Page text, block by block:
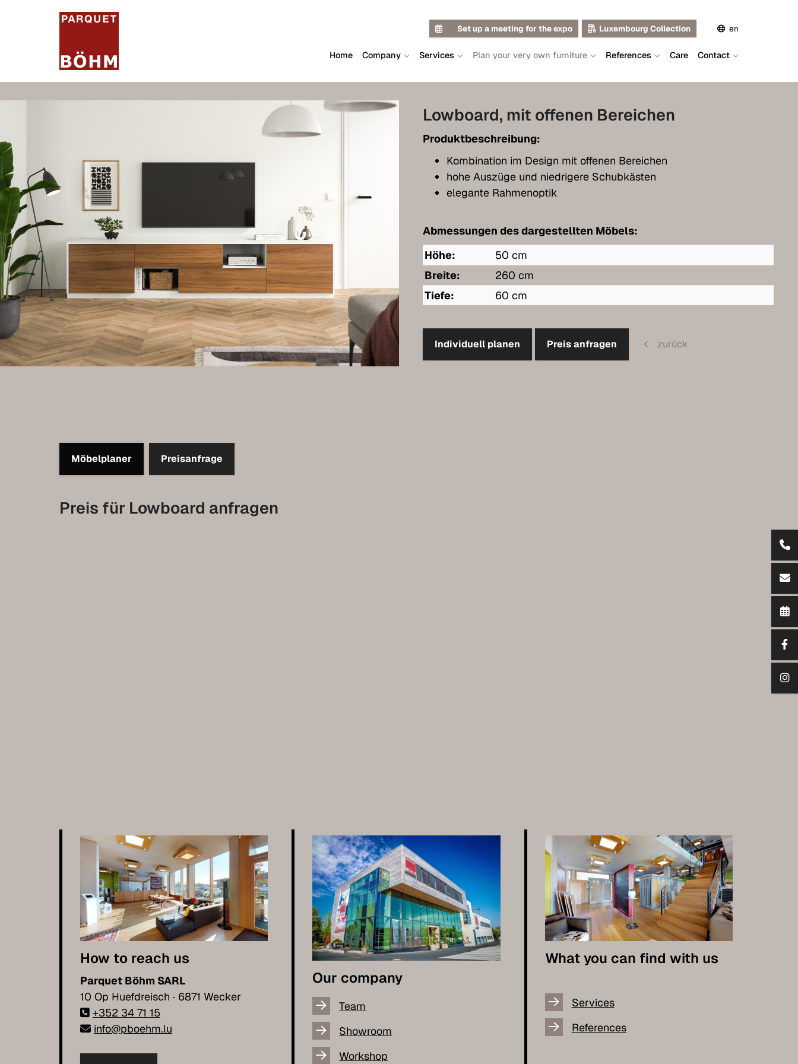
Set up a meeting for the expo Luxembourg Collection en
de
fr
Home Company Services Plan your very own furniture References Care Contact
Lowboard, mit offenen Bereichen
Produktbeschreibung:
Kombination im Design mit offenen Bereichen
hohe Auszüge und niedrigere Schubkästen
elegante Rahmenoptik
Abmessungen des dargestellten Möbels:
Höhe:
50 cm
Breite:
260 cm
Tiefe:
60 cm
Individuell planen Preis anfragen zurück
Möbelplaner Preisanfrage
Preis für Lowboard anfragen
How to reach us
Parquet Böhm SARL
10 Op Huefdreisch · 6871 Wecker
+352 34 71 15
info@pboehm.lu
Our company
Team
Showroom
Workshop
What you can find with us
Services
References